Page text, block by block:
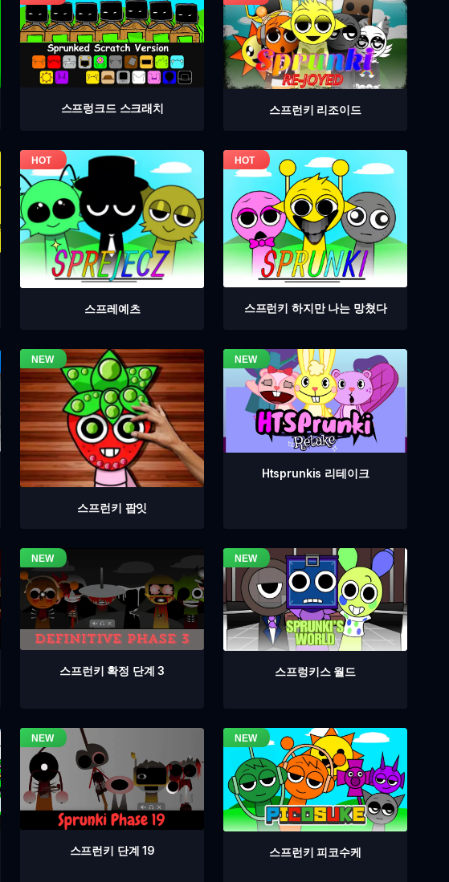
스프렁크드 스크래치 스프런키 리조이드
스프레예츠 스프런키 하지만 나는 망쳤다
스프런키 팝잇
Htsprunkis 리테이크
스프런키 확정 단계 3 스프렁키스 월드
스프런키 단계 19 스프런키 피코수케